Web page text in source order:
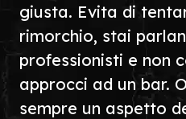
giusta. Evita di
rimorchio, stai
professionisti e non
approcci ad un bar.
sempre un aspetto